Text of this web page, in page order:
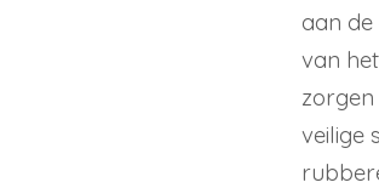
aan
van
veilige